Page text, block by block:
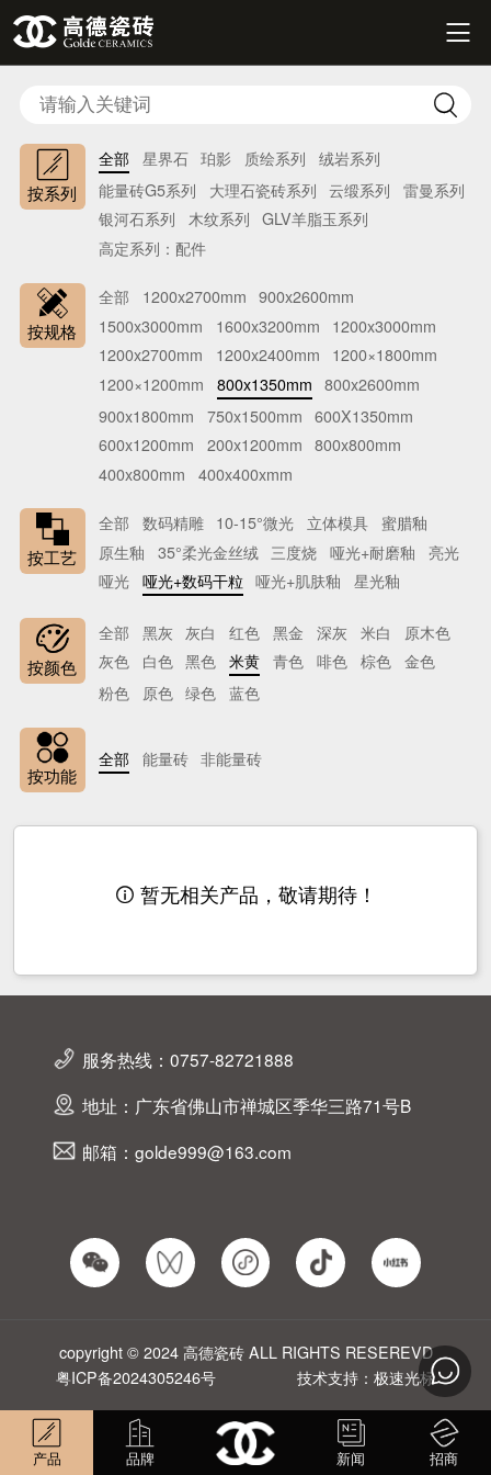


按系列
全部 星界石 珀影 质绘系列
绒岩系列
能量砖G5系列
大理石瓷砖系列 云缎系列
雷曼系列
银河石系列
木纹系列
GLV羊脂玉系列
高定系列：配件
按规格
全部 1200x2700mm
900x2600mm
1500x3000mm
1600x3200mm
1200x3000mm
1200x2700mm
1200x2400mm
1200×1800mm
1200×1200mm
800x1350mm
800x2600mm
900x1800mm
750x1500mm
600X1350mm
600x1200mm
200x1200mm
800x800mm
400x800mm
400x400xmm
按工艺
全部 数码精雕 10-15°微光 立体模具
蜜腊釉
原生釉
35°柔光金丝绒 三度烧 哑光+耐磨釉
亮光
哑光
哑光+数码干粒 哑光+肌肤釉 星光釉
按颜色
全部 黑灰 灰白 红色 黑金 深灰 米白
原木色
灰色
白色 黑色 米黄 青色 啡色 棕色
金色
粉色
原色 绿色 蓝色
按功能
全部 能量砖 非能量砖
 暂无相关产品，敬请期待！
服务热线：0757-82721888
地址：广东省佛山市禅城区季华三路71号B
邮箱：golde999@163.com
copyright © 2024 高德瓷砖 ALL RIGHTS RESEREVD
粤ICP备2024305246号
技术支持：极速光标
产品 品牌 新闻 招商